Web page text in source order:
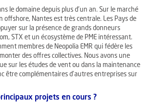
le domaine depuis plus d’un an. Sur le marché
offshore, Nantes est très centrale. Les Pays de
sur la présence de grands donneurs
STX et un écosystème de PME intéressant.
membres de Neopolia EMR qui fédère les
des offres collectives. Nous avons une
sur les études de vent ou dans la maintenance
être complémentaires d’autres entreprises sur
projets en cours ?